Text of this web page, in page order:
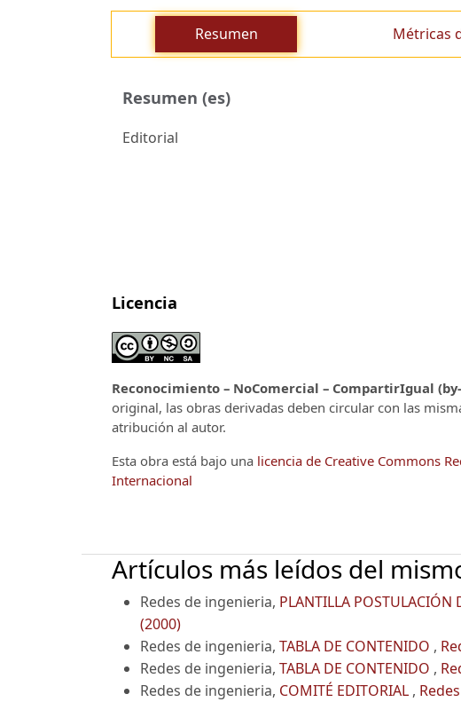
Resumen Métricas
Resumen (es)
Editorial
Licencia
Reconocimiento – NoComercial – CompartirIgual
original, las obras derivadas deben circular con las
atribución al autor.
Esta obra está bajo una licencia de Creative Commons
Internacional
Artículos más leídos del
Redes de ingenieria, PLANTILLA POSTULACIÓN
(2000)
Redes de ingenieria, TABLA DE CONTENIDO ,
Redes de ingenieria, TABLA DE CONTENIDO ,
Redes de ingenieria, COMITÉ EDITORIAL ,